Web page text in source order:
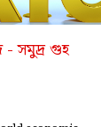
- সমুদ্র গুহ